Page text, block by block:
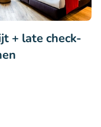
+ late check-